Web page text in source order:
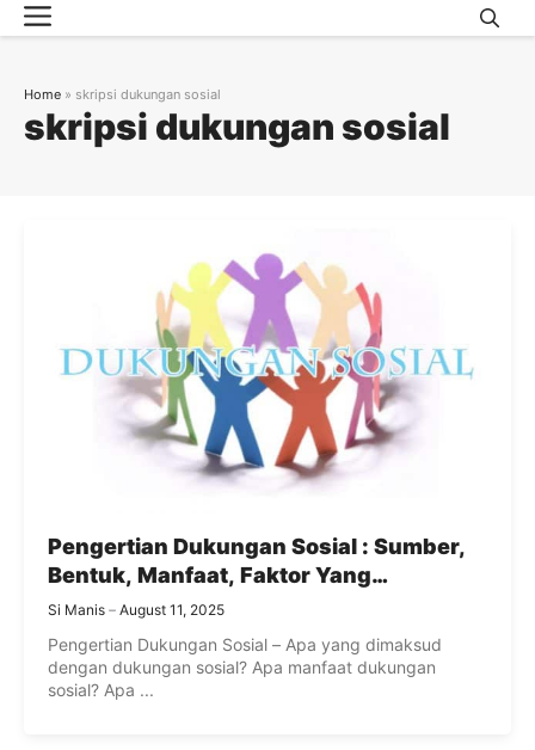
Skip
to
Menu
skripsi dukungan sosial
Home » skripsi dukungan sosial
Pengertian Dukungan Sosial : Sumber,
Bentuk, Manfaat, Faktor Yang
Mempengaruhi dan Penghambat
Dukungan Sosial
Si Manis August 11, 2025
Pengertian Dukungan Sosial – Apa yang dimaksud
dengan dukungan sosial? Apa manfaat dukungan
sosial? Apa ...